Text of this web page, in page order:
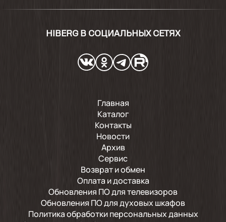
HIBERG В СОЦИАЛЬНЫХ СЕТЯХ
Главная
Каталог
Контакты
Новости
Архив
Сервис
Возврат и обмен
Оплата и доставка
Обновления ПО для телевизоров
Обновления ПО для духовых шкафов
Политика обработки персональных данных